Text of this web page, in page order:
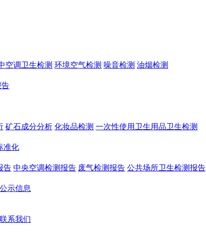
空调卫生检测 环境空气检测 噪音检测 油烟检测
告
矿石成分分析 化妆品检测 一次性使用卫生用品卫生检测
准化
告 中央空调检测报告 废气检测报告 公共场所卫生检测报告
公示信息
联系我们